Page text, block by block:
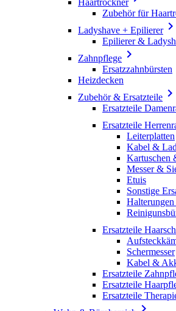
Zubehör für
Ladyshave + Epilierer
Epilierer &
Zahnpflege 
Ersatzzahnbürsten
Heizdecken
Zubehör & Ersatzteile 
Ersatzteile
Ersatzteile
Leiterplatten
Kabel &
Kartuschen
Messer &
Etuis
Sonstige
Ersatzteile
Schermesser
Kabel &
Ersatzteile
Ersatzteile
Ersatzteile